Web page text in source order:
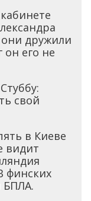
они дружили
он его не
свой
в Киеве
видит
финских
БПЛА.